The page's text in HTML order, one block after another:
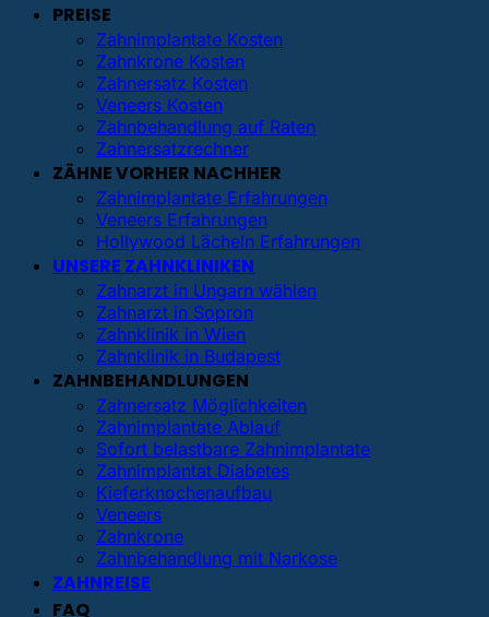
PREISE
Zahnimplantate Kosten
Zahnkrone Kosten
Zahnersatz Kosten
Veneers Kosten
Zahnbehandlung auf Raten
Zahnersatzrechner
ZÄHNE VORHER NACHHER
Zahnimplantate Erfahrungen
Veneers Erfahrungen
Hollywood Lächeln Erfahrungen
UNSERE ZAHNKLINIKEN
Zahnarzt in Ungarn wählen
Zahnarzt in Sopron
Zahnklinik in Wien
Zahnklinik in Budapest
ZAHNBEHANDLUNGEN
Zahnersatz Möglichkeiten
Zahnimplantate Ablauf
Sofort belastbare Zahnimplantate
Zahnimplantat Diabetes
Kieferknochenaufbau
Veneers
Zahnkrone
Zahnbehandlung mit Narkose
ZAHNREISE
FAQ